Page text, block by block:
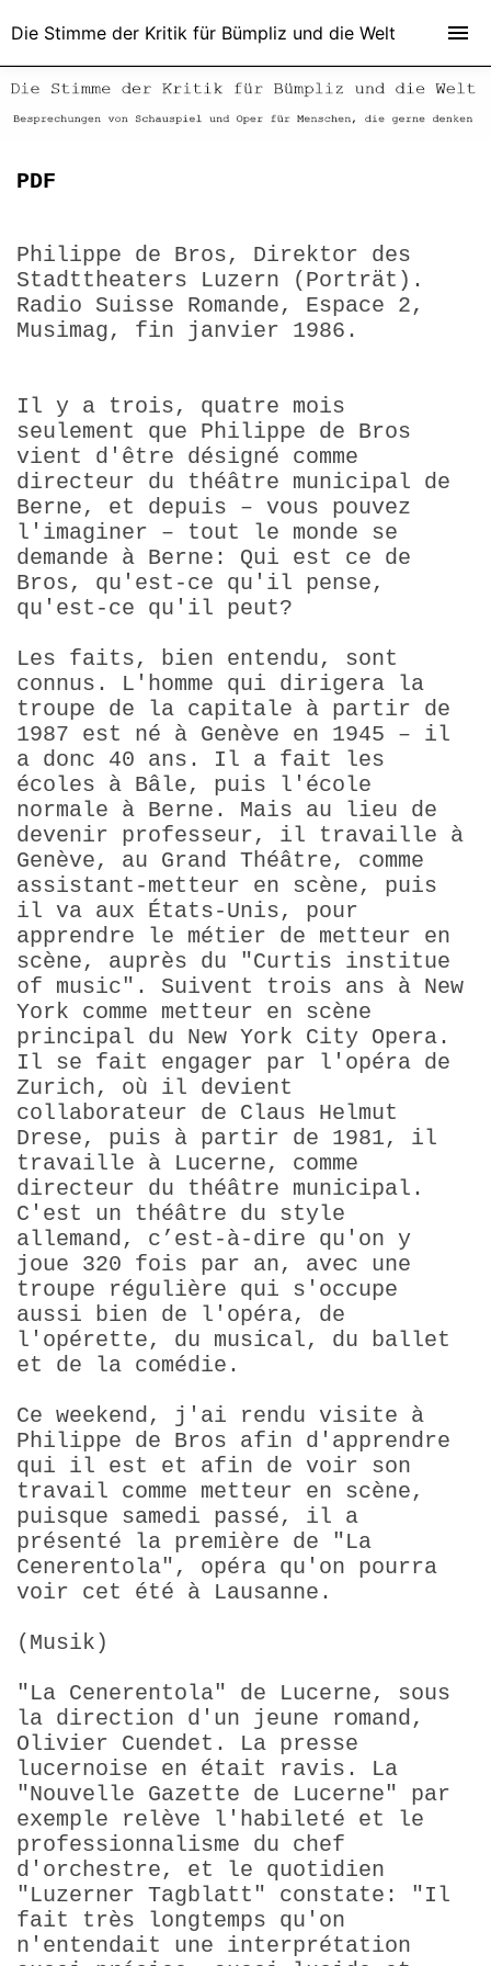
PDF
Philippe de Bros, Direktor des
Stadttheaters Luzern (Porträt).
Radio Suisse Romande, Espace 2,
Musimag, fin janvier 1986.
Il y a trois, quatre mois
seulement que Philippe de Bros
vient d'être désigné comme
directeur du théâtre municipal de
Berne, et depuis – vous pouvez
l'imaginer – tout le monde se
demande à Berne: Qui est ce de
Bros, qu'est-ce qu'il pense,
qu'est-ce qu'il peut?
Les faits, bien entendu, sont
connus. L'homme qui dirigera la
troupe de la capitale à partir de
1987 est né à Genève en 1945 – il
a donc 40 ans. Il a fait les
écoles à Bâle, puis l'école
normale à Berne. Mais au lieu de
devenir professeur, il travaille à
Genève, au Grand Théâtre, comme
assistant-metteur en scène, puis
il va aux États-Unis, pour
apprendre le métier de metteur en
scène, auprès du "Curtis institue
of music". Suivent trois ans à New
York comme metteur en scène
principal du New York City Opera.
Il se fait engager par l'opéra de
Zurich, où il devient
collaborateur de Claus Helmut
Drese, puis à partir de 1981, il
travaille à Lucerne, comme
directeur du théâtre municipal.
C'est un théâtre du style
allemand, c’est-à-dire qu'on y
joue 320 fois par an, avec une
troupe régulière qui s'occupe
aussi bien de l'opéra, de
l'opérette, du musical, du ballet
et de la comédie.
Ce weekend, j'ai rendu visite à
Philippe de Bros afin d'apprendre
qui il est et afin de voir son
travail comme metteur en scène,
puisque samedi passé, il a
présenté la première de "La
Cenerentola", opéra qu'on pourra
voir cet été à Lausanne.
(Musik)
"La Cenerentola" de Lucerne, sous
la direction d'un jeune romand,
Olivier Cuendet. La presse
lucernoise en était ravis. La
"Nouvelle Gazette de Lucerne" par
exemple relève l'habileté et le
professionnalisme du chef
d'orchestre, et le quotidien
"Luzerner Tagblatt" constate: "Il
fait très longtemps qu'on
n'entendait une interprétation
Die Stimme der Kritik für Bümpliz und die Welt